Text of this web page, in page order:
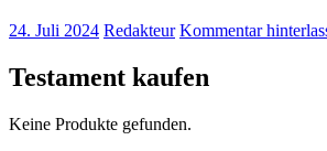
24. Juli 2024 Redakteur Kommentar
Testament kaufen
Keine Produkte gefunden.